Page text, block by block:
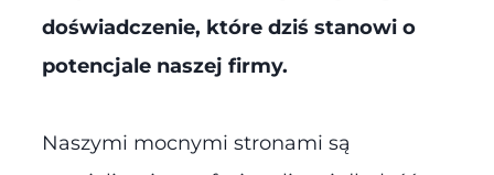
doświadczenie, które dziś stanowi o
potencjale naszej firmy.
Naszymi mocnymi stronami są